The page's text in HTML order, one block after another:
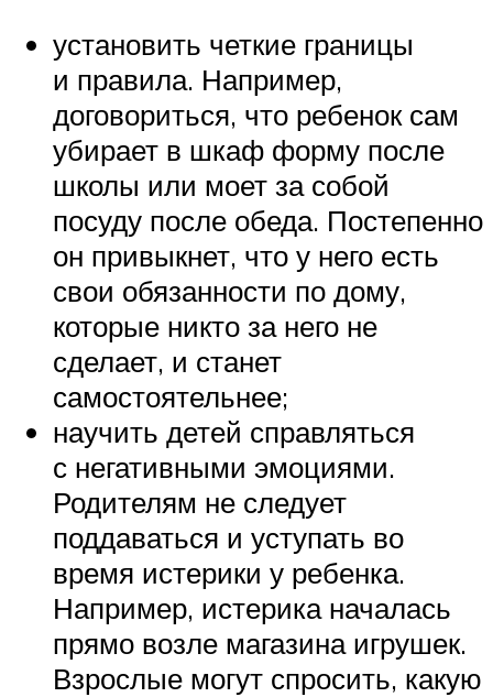
установить четкие границы
и правила. Например,
договориться, что ребенок сам
убирает в шкаф форму после
школы или моет за собой
посуду после обеда. Постепенно
он привыкнет, что у него есть
свои обязанности по дому,
которые никто за него не
сделает, и станет
самостоятельнее;
научить детей справляться
с негативными эмоциями.
Родителям не следует
поддаваться и уступать во
время истерики у ребенка.
Например, истерика началась
прямо возле магазина игрушек.
Взрослые могут спросить, какую